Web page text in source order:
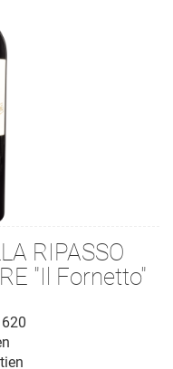
RIPASSO
"Il Fornetto"